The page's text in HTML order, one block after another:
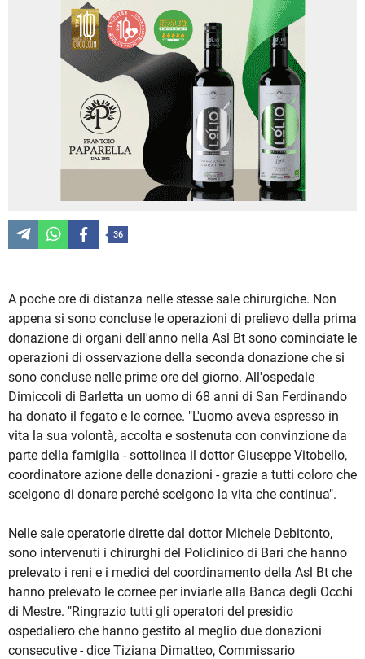
36
A poche ore di distanza nelle stesse sale chirurgiche. Non
appena si sono concluse le operazioni di prelievo della prima
donazione di organi dell'anno nella Asl Bt sono cominciate le
operazioni di osservazione della seconda donazione che si
sono concluse nelle prime ore del giorno. All'ospedale
Dimiccoli di Barletta un uomo di 68 anni di San Ferdinando
ha donato il fegato e le cornee. "L'uomo aveva espresso in
vita la sua volontà, accolta e sostenuta con convinzione da
parte della famiglia - sottolinea il dottor Giuseppe Vitobello,
coordinatore azione delle donazioni - grazie a tutti coloro che
scelgono di donare perché scelgono la vita che continua".
Nelle sale operatorie dirette dal dottor Michele Debitonto,
sono intervenuti i chirurghi del Policlinico di Bari che hanno
prelevato i reni e i medici del coordinamento della Asl Bt che
hanno prelevato le cornee per inviarle alla Banca degli Occhi
di Mestre. "Ringrazio tutti gli operatori del presidio
ospedaliero che hanno gestito al meglio due donazioni
consecutive - dice Tiziana Dimatteo, Commissario